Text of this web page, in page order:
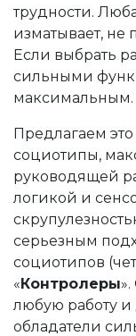
трудности.
изматывает, не
Если выбрать
сильными
максимальным.
Предлагаем
социотипы,
руководящей
логикой и
серьезным
социотипов
«Контролеры
любую работу и
обладатели